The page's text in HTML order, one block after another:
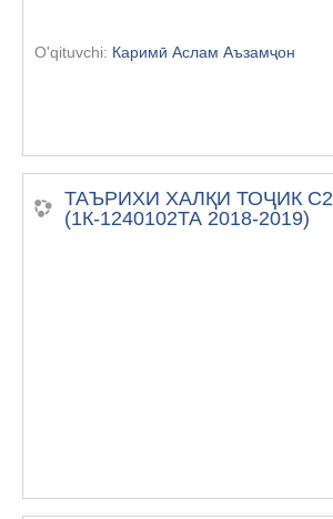
O'qituvchi: Каримӣ Аслам Аъзамҷон
ТАЪРИХИ ХАЛҚИ ТОҶИК С2
(1К-1240102ТА 2018-2019)